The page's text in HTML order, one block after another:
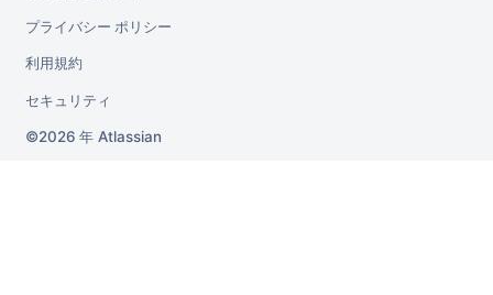
プライバシー ポリシー
利用規約
セキュリティ
2026 年 Atlassian